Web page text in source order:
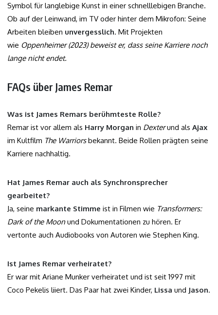
Symbol für langlebige Kunst in einer schnelllebigen Branche.
Ob auf der Leinwand, im TV oder hinter dem Mikrofon: Seine
Arbeiten bleiben unvergesslich. Mit Projekten
wie Oppenheimer(2023) beweist er, dass seine Karriere noch
lange nicht endet.
FAQs über James Remar
Was ist James Remars berühmteste Rolle?
Remar ist vor allem als Harry Morgan in Dexterund als Ajax
im Kultfilm The Warriorsbekannt. Beide Rollen prägten seine
Karriere nachhaltig.
Hat James Remar auch als Synchronsprecher
gearbeitet?
Ja, seine markante Stimme ist in Filmen wie Transformers:
Dark of the Moon und Dokumentationen zu hören. Er
vertonte auch Audiobooks von Autoren wie Stephen King.
Ist James Remar verheiratet?
Er war mit Ariane Munker verheiratet und ist seit 1997 mit
Coco Pekelis liiert. Das Paar hat zwei Kinder, Lissa und Jason.